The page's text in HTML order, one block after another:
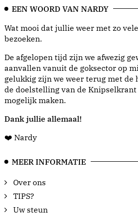
EEN WOORD VAN NARDY
Wat mooi dat jullie weer met zo
bezoeken.
De afgelopen tijd zijn we afwezig
aanvallen vanuit de goksector op
gelukkig zijn we weer terug met de
de doelstelling van de Knipselkrant
mogelijk maken.
Dank jullie allemaal!
❤️ Nardy
MEER INFORMATIE
Over ons
TIPS?
Uw steun